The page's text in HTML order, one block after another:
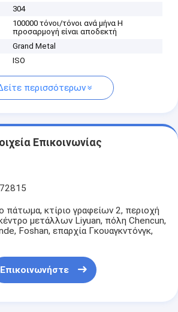
304
100000 τόνοι/τόνοι ανά μήνα Η
προσαρμογή είναι αποδεκτή
Grand Metal
ISO
περισσότερων
Επικοινωνίας
πάτωμα, κτίριο γραφείων 2, περιοχή
μετάλλων Liyuan, πόλη Chencun,
Foshan, επαρχία Γκουαγκντόνγκ,
Επικοινωνήστε